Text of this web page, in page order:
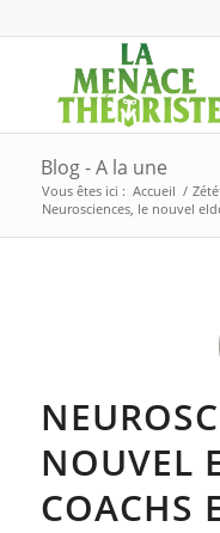
Blog - A la une
Vous êtes ici : Accueil /
Neurosciences, le nouvel
NOUVEL
COACHS